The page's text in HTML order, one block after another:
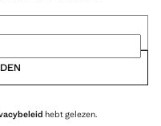
hebt gelezen.